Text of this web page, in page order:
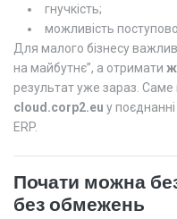
гнучкість;
можливість
Для малого бізнесу
на майбутнє”, а отримати
результат уже зараз. Саме
cloud.corp2.eu у
ERP.
Почати можна
без обмежень